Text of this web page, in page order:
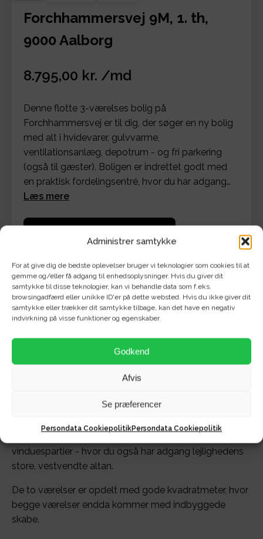
Administrer samtykke
For at give dig de bedste oplevelser bruger vi teknologier som cookies til at
gemme og/eller få adgang til enhedsoplysninger. Hvis du giver dit
samtykke til disse teknologier, kan vi behandle data som f.eks.
browsingadfærd eller unikke ID'er på dette websted. Hvis du ikke giver dit
samtykke eller trækker dit samtykke tilbage, kan det have en negativ
indvirkning på visse funktioner og egenskaber.
Godkend
Afvis
Se præferencer
Persondata CookiepolitikPersondata Cookiepolitik
Forchhammersvej 9M, 1. th,
9000 Aalborg
8.795,00 kr. /md
Denne flotte 3-værelses bolig på
Forchhammersvej er til dig, der søger en ny bolig
med alt i hvidevarer, gulvvarme,
ventilationsanlæg, depotrum - og fri parkering
(også til gæster). Boligen er indrettet godt med
en praktisk fordelingsentré, hvor du har adgang…
Læs mere
Denne flotte 3-værelses bolig på Forchhammersvej er
gulvvarme, ventilationsanlæg, depotrum - og fri
parkering (også til gæster).
Boligen er indrettet godt med en praktisk
fordelingsentré, hvor du har adgang til lejlighedens
rummelige badeværelse med vaskesøjle.
vinduespartier - hvor du også har adgang lejlighedens
store, vestvendte altan.
De to værelser er opdelt med gode kvadratmeter, hvor
begge værelser endda kommer med indbyggede
skabe.